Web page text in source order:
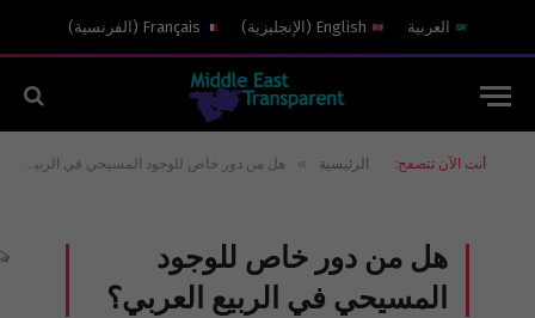
العربية English
( الإنجليزية)
Français
( الفرنسية)
أنت الآن تتصفح: الرئيسية » هل من دور خاص للوجود المسيحي في الربيع العربي؟
هل من دور خاص للوجود
المسيحي في الربيع العربي؟